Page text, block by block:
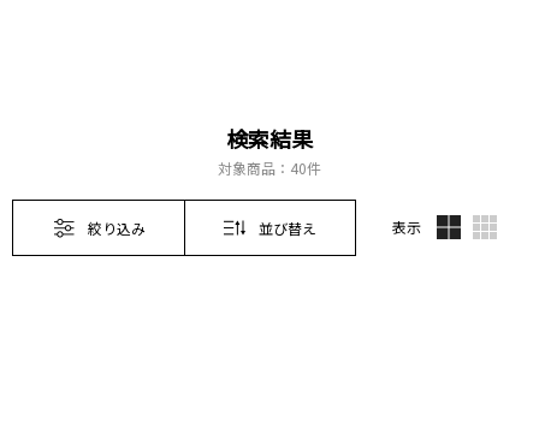
検索結果
対象商品： 40件
絞り込み 並び替え 表示